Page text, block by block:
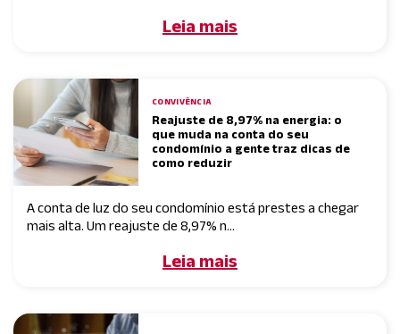
Leia mais
CONVIVÊNCIA
Reajuste de 8,97% na energia: o
que muda na conta do seu
condomínio a gente traz dicas de
como reduzir
A conta de luz do seu condomínio está prestes a chegar
mais alta. Um reajuste de 8,97% n...
Leia mais